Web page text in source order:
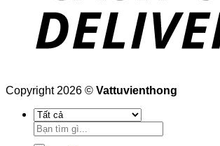
Copyright 2026 © Vattuvienthong
Tìm
kiếm: